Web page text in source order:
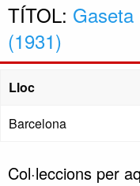
TÍTOL:
(1931)
Lloc
Barcelona
Col·leccions per